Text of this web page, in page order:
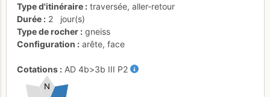
Type d'itinéraire
traversée, aller-retour
Durée
2
jour(s)
Type de rocher
gneiss
Configuration
arête, face
Cotations AD 4b>3b III P2
N